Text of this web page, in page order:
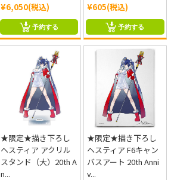
¥6,050(税込)
予約する
¥605(税込)
予約する
★限定★描き下ろし
ヘスティア アクリル
スタンド（大）20th A
n...
★限定★描き下ろし
ヘスティア F6キャン
バスアート 20th Anni
v...